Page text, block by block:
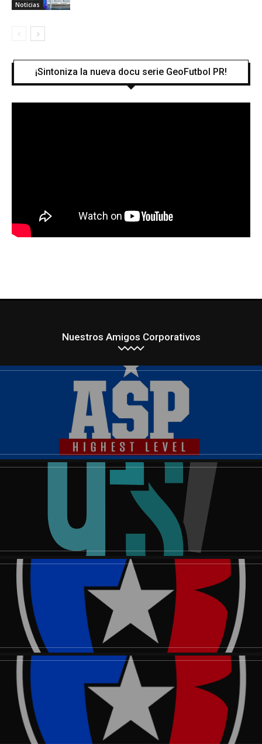
Noticias
¡Sintoniza la nueva docu serie GeoFutbol PR!
Nuestros Amigos Corporativos